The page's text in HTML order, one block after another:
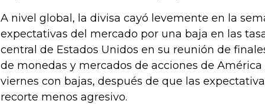
A nivel global, la divisa cayó levemente en la
expectativas del mercado por una baja en las
central de Estados Unidos en su reunión de
de monedas y mercados de acciones de América
viernes con bajas, después de que las
recorte menos agresivo.